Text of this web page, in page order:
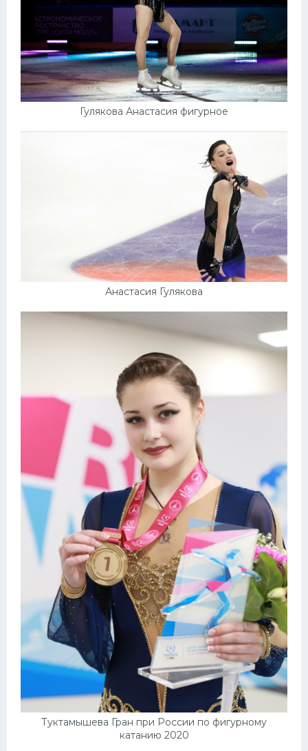
Гулякова Анастасия фигурное
Анастасия Гулякова
Туктамышева Гран при России по фигурному
катанию 2020